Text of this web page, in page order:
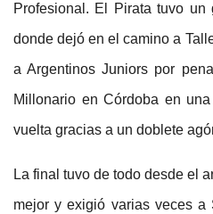
Profesional. El Pirata tuvo
donde dejó en el camino a
a Argentinos Juniors por
Millonario en Córdoba en
vuelta gracias a un doblete
La final tuvo de todo desde el
mejor y exigió varias veces a